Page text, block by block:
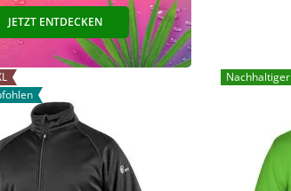
JETZT ENTDECKEN
Nachhaltiger